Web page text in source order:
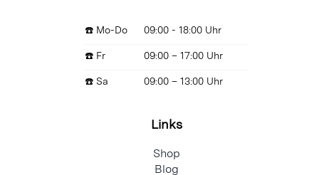
☎️ Mo-Do 09:00 - 18:00 Uhr
☎️ Fr 09:00 – 17:00 Uhr
☎️ Sa 09:00 – 13:00 Uhr
Links
Shop
Blog